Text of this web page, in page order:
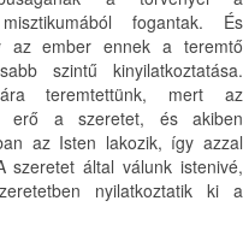
fogantak. És
az ember ennek a teremtő
szintű kinyilatkoztatása.
teremtettünk, mert az
erő a szeretet, és akiben
az Isten lakozik, így azzal
szeretet által válunk istenivé,
nyilatkoztatik ki a